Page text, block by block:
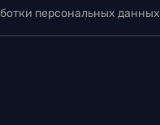
персональных данных